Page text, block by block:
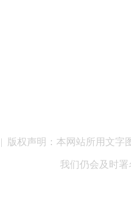
| 版权声明：本网站所用文字
我们仍会及时署